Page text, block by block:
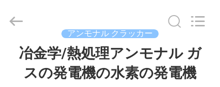
2026
JoShining
Technology
アンモナル クラッカー
冶金学/熱処理アンモナル ガ
スの発電機の水素の発電機